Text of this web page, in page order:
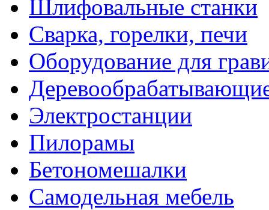
Шлифовальные станки
Сварка, горелки, печи
Оборудование для
Электростанции
Пилорамы
Бетономешалки
Самодельная мебель